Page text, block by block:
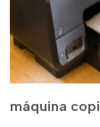
máquina